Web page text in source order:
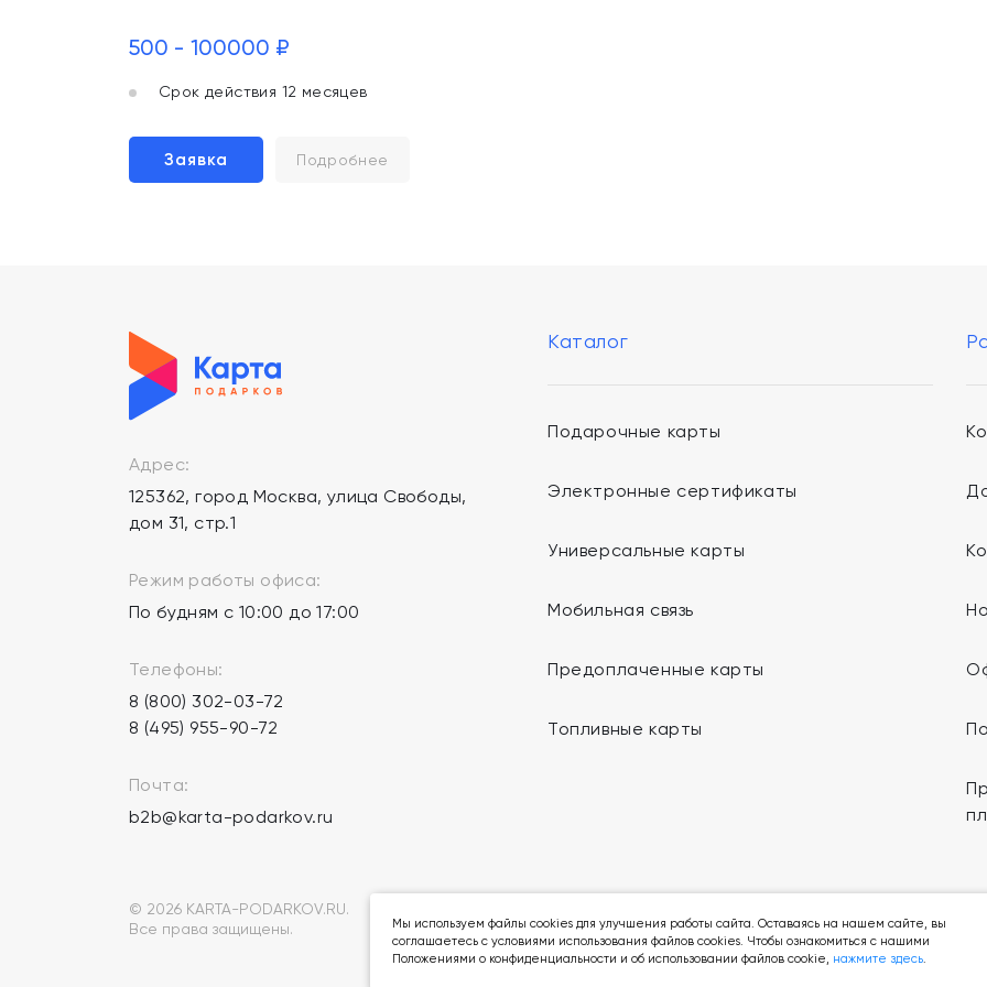
500 - 100000 ₽
Срок действия 12 месяцев
Заявка Подробнее
Адрес:
125362, город Москва, улица Свободы,
дом 31, стр.1
Режим работы офиса:
По будням с 10:00 до 17:00
Телефоны:
8 (800) 302-03-72
8 (495) 955-90-72
Почта:
b2b@karta-podarkov.ru
Каталог
Подарочные карты
Электронные сертификаты
Универсальные карты
Мобильная связь
Предоплаченные карты
Топливные карты
© 2026 KARTA-PODARKOV.RU.
Все права защищены.
Мы в социальных сетях:
Мы используем файлы cookies для улучшения работы сайта. Оставаясь на нашем сайте, вы
соглашаетесь с условиями использования файлов cookies. Чтобы ознакомиться с нашими
Положениями о конфиденциальности и об использовании файлов cookie, нажмите здесь.